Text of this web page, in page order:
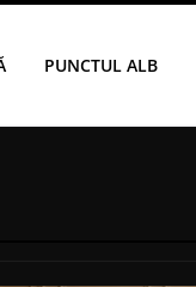
PUNCTUL ALB